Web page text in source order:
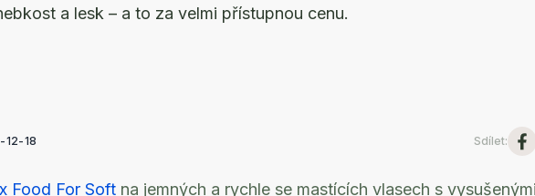
a lesk – a to za velmi přístupnou cenu.
12-18 Sdílet:
Food For Soft na jemných a rychle se mastících vlasech s